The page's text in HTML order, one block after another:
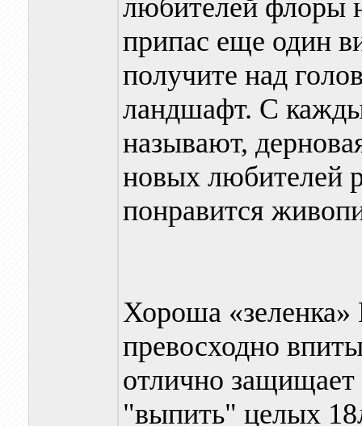
любителей флоры
припас еще один
получите над
ландшафт. С
называют,
новых любителей
понравится
Хороша
превосходно
отлично
"выпить" целых